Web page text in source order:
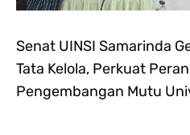
Senat UINSI Samarinda
Tata Kelola, Perkuat
Pengembangan Mutu